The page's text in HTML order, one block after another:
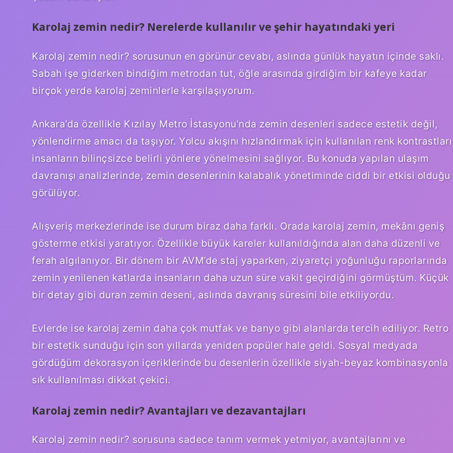
Karolaj zemin nedir? Nerelerde kullanılır ve şehir hayatındaki yeri
Karolaj zemin nedir? sorusunun en görünür cevabı, aslında günlük hayatın içinde saklı.
Sabah işe giderken bindiğim metrodan tut, öğle arasında girdiğim bir kafeye kadar
birçok yerde karolaj zeminlerle karşılaşıyorum.
Ankara’da özellikle Kızılay Metro İstasyonu’nda zemin desenleri sadece estetik değil,
yönlendirme amacı da taşıyor. Yolcu akışını hızlandırmak için kullanılan renk
insanların bilinçsizce belirli yönlere yönelmesini sağlıyor. Bu konuda yapılan ulaşım
davranışı analizlerinde, zemin desenlerinin kalabalık yönetiminde ciddi bir etkisi olduğu
görülüyor.
Alışveriş merkezlerinde ise durum biraz daha farklı. Orada karolaj zemin, mekânı geniş
gösterme etkisi yaratıyor. Özellikle büyük kareler kullanıldığında alan daha düzenli ve
ferah algılanıyor. Bir dönem bir AVM’de staj yaparken, ziyaretçi yoğunluğu raporlarında
zemin yenilenen katlarda insanların daha uzun süre vakit geçirdiğini görmüştüm. Küçük
bir detay gibi duran zemin deseni, aslında davranış süresini bile etkiliyordu.
Evlerde ise karolaj zemin daha çok mutfak ve banyo gibi alanlarda tercih ediliyor. Retro
bir estetik sunduğu için son yıllarda yeniden popüler hale geldi. Sosyal medyada
gördüğüm dekorasyon içeriklerinde bu desenlerin özellikle siyah-beyaz kombinasyonla
sık kullanılması dikkat çekici.
Karolaj zemin nedir? Avantajları ve dezavantajları
Karolaj zemin nedir? sorusuna sadece tanım vermek yetmiyor, avantajlarını ve